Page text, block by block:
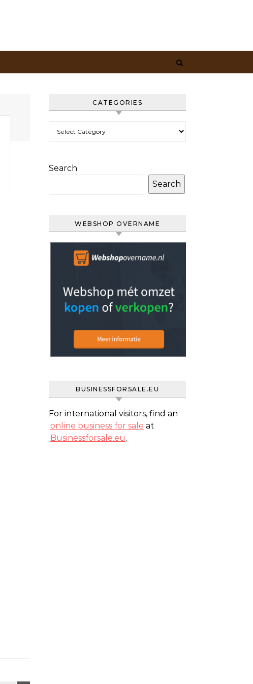
CATEGORIES
Search
Search
WEBSHOP OVERNAME
BUSINESSFORSALE.EU
For international visitors, find an
online business for sale at
Businessforsale.eu.